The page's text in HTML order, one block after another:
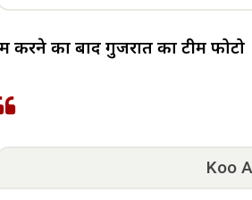
करने का बाद गुजरात का टीम फोटो
Koo